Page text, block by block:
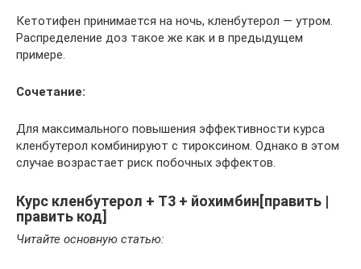
Кетотифен принимается на ночь, кленбутерол — утром.
Распределение доз такое же как и в предыдущем
примере.
Сочетание:
Для максимального повышения эффективности курса
кленбутерол комбинируют с тироксином. Однако в этом
случае возрастает риск побочных эффектов.
Курс кленбутерол + T3 + йохимбин[править |
править код]
Читайте основную статью: